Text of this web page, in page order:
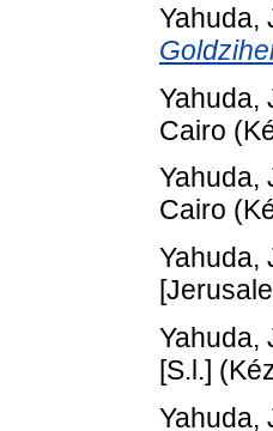
Yahuda,
Yahuda,
Cairo
Yahuda,
Cairo
Yahuda,
Yahuda,
[S.l.]
Yahuda,